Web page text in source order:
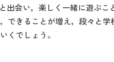
会い，楽しく一緒に遊ぶこ
きることが増え，段々と学
くでしょう。